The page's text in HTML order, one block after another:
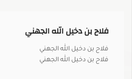
فلاح بن دخيل الله الجهني
فلاح بن دخيل الله الجهني
فلاح بن دخيل الله الجهني